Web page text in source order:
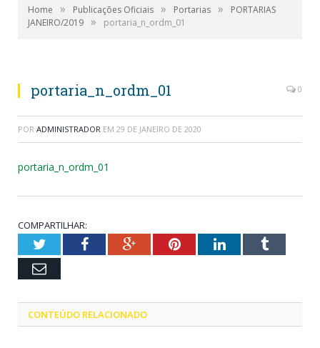
Home » Publicações Oficiais » Portarias »
PORTARIAS
JANEIRO/2019 » portaria_n_ordm_01
portaria_n_ordm_01 0
POR ADMINISTRADOR EM 29 DE JANEIRO DE 2020
portaria_n_ordm_01
COMPARTILHAR:
TwitterFacebookGoogle+PinterestLinkedInTumblr
Email
CONTEÚDO RELACIONADO